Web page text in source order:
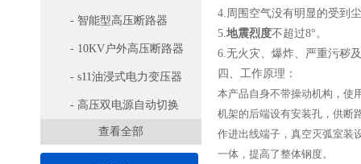
- 智能型高压断路器
- 10KV户外高压断路器
- s11油浸式电力变压器
- 高压双电源自动切换
查看全部
4.周围空气没有明显的受到
5.地震烈度不超过8°。
6.无火灾、爆炸、严重污秽
四、工作原理：
本产品自身不带操动机构，使
机架的后端设有安装孔， 供断
作进出线端子，真空灭弧室装
一体，提高了整体钢度。